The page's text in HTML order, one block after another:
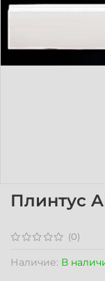
(0)
Наличие: В
Плинтус